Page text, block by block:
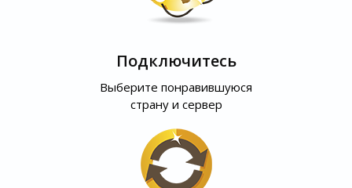
Подключитесь
Выберите понравившуюся
страну и сервер